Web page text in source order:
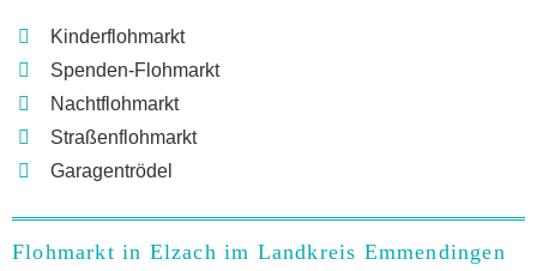
Kinderflohmarkt
Spenden-Flohmarkt
Nachtflohmarkt
Straßenflohmarkt
Garagentrödel
Flohmarkt in Elzach im Landkreis Emmendingen